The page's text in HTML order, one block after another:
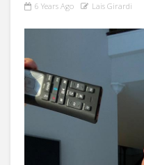
6 Years Ago Lais Girardi